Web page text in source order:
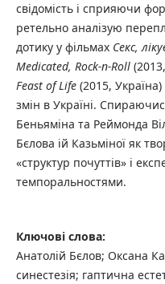
свідомість і сприяючи
ретельно аналізую
дотику у фільмах Секс,
Medicated, Rock-n-Roll
Feast of Life(2015,
змін в Україні.
Беньяміна та Реймонда
Бєлова ій Казьміної як
«структур почуттів» і
темпоральностями.
Ключові слова:
Анатолій Бєлов; Оксана
синестезія; гаптична